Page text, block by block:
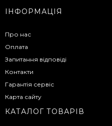
ІНФОРМАЦІЯ
Про нас
Оплата
Запитання відповіді
Контакти
Гарантія сервіс
Карта сайту
КАТАЛОГ ТОВАРІВ